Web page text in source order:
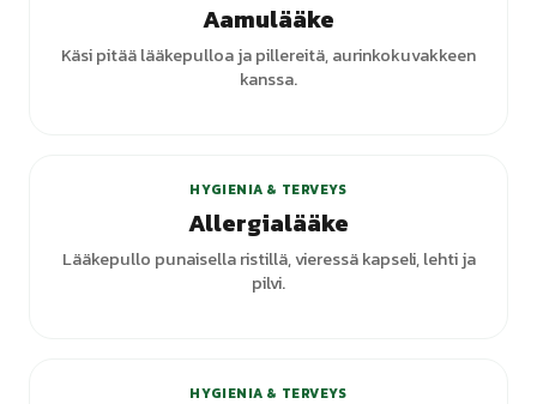
Aamulääke
Käsi pitää lääkepulloa ja pillereitä, aurinkokuvakkeen
kanssa.
HYGIENIA & TERVEYS
Allergialääke
Lääkepullo punaisella ristillä, vieressä kapseli, lehti ja
pilvi.
HYGIENIA & TERVEYS